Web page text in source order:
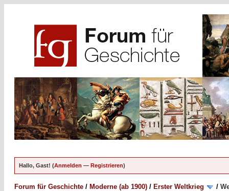
Hallo, Gast! (Anmelden — Registrieren)
Forum für Geschichte / Moderne (ab 1900) / Erster Weltkrieg /